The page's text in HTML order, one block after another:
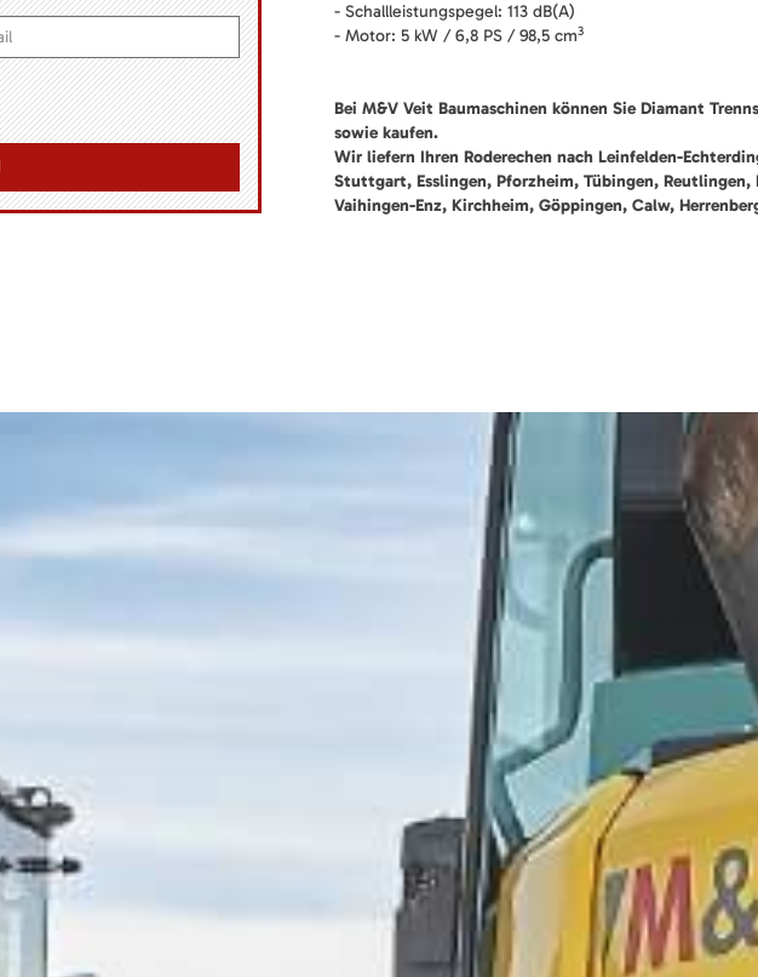
- Schallleistungspegel: 113 dB(A)
- Motor: 5 kW / 6,8 PS / 98,5 cm3
Bei M&V Veit Baumaschinen können Sie Diamant
sowie kaufen.
Wir liefern Ihren Roderechen nach Leinfelden-
Stuttgart, Esslingen, Pforzheim, Tübingen, Reutlingen,
Vaihingen-Enz, Kirchheim, Göppingen, Calw,